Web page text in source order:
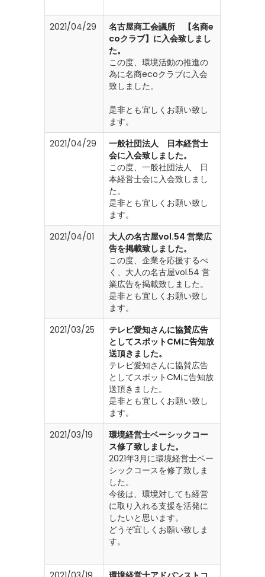
2021/04/29
名古屋商工会議所 【名商e
coクラブ】に入会致しまし
た。
この度、環境活動の推進の
為に名商ecoクラブに入会
致しました。
是非とも宜しくお願い致し
ます。
2021/04/29
一般社団法人 日本経営士
会に入会致しました。
この度、一般社団法人 日
本経営士会に入会致しまし
た。
是非とも宜しくお願い致し
ます。
2021/04/01
大人の名古屋vol.54 営業広
告を掲載致しました。
この度、企業を応援するべ
く、大人の名古屋vol.54 営
業広告を掲載致しました。
是非とも宜しくお願い致し
ます。
2021/03/25
テレビ愛知さんに協賛広告
としてスポットCMに告知放
送頂きました。
テレビ愛知さんに協賛広告
としてスポットCMに告知放
送頂きました。
是非とも宜しくお願い致し
ます。
2021/03/19
環境経営士ベーシックコー
ス修了致しました。
2021年3月に環境経営士ベー
シックコースを修了致しま
した。
今後は、環境対しても経営
に取り入れる支援を活発に
したいと思います。
どうぞ宜しくお願い致しま
す。